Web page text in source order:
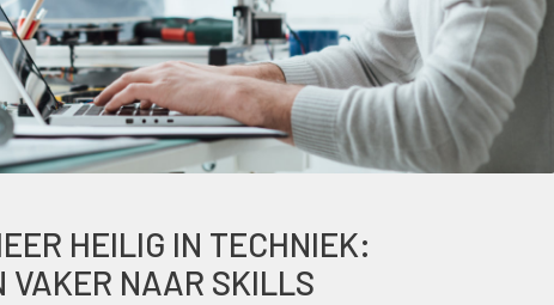
HEILIG IN TECHNIEK:
VAKER NAAR SKILLS